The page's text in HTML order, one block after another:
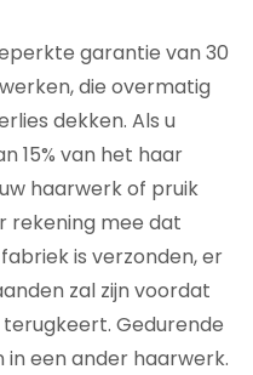
garantie van 30
die overmatig
dekken. Als u
15% van het haar
haarwerk of pruik
rekening mee dat
is verzonden, er
zal zijn voordat
Gedurende
in een ander haarwerk.